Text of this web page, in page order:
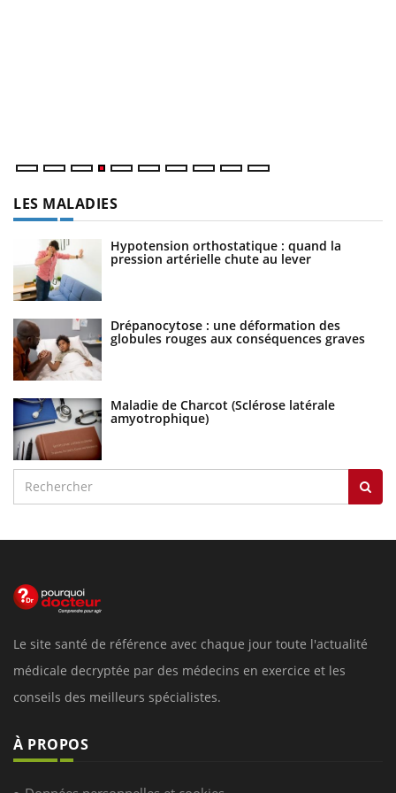
LES MALADIES
Hypotension orthostatique : quand la
pression artérielle chute au lever
Drépanocytose : une déformation des
globules rouges aux conséquences graves
Maladie de Charcot (Sclérose latérale
amyotrophique)
Le site santé de référence avec chaque jour toute l'actualité
médicale decryptée par des médecins en exercice et les
conseils des meilleurs spécialistes.
À PROPOS